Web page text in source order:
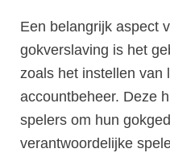
Een belangrijk aspect
gokverslaving is het
zoals het instellen van
accountbeheer. Deze
spelers om hun
verantwoordelijke